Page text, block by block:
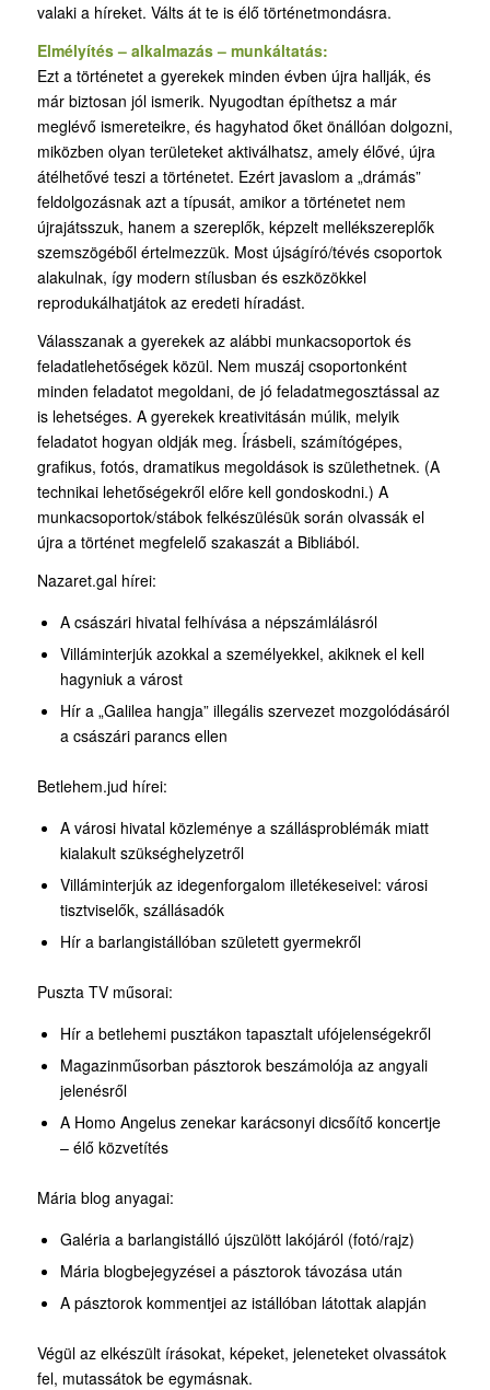
valaki a híreket. Válts át te is élő történetmondásra.
Elmélyítés – alkalmazás – munkáltatás:
Ezt a történetet a gyerekek minden évben újra hallják, és
már biztosan jól ismerik. Nyugodtan építhetsz a már
meglévő ismereteikre, és hagyhatod őket önállóan dolgozni,
miközben olyan területeket aktiválhatsz, amely élővé, újra
átélhetővé teszi a történetet. Ezért javaslom a „drámás”
feldolgozásnak azt a típusát, amikor a történetet nem
újrajátsszuk, hanem a szereplők, képzelt mellékszereplők
szemszögéből értelmezzük. Most újságíró/tévés csoportok
alakulnak, így modern stílusban és eszközökkel
reprodukálhatjátok az eredeti híradást.
Válasszanak a gyerekek az alábbi munkacsoportok és
feladatlehetőségek közül. Nem muszáj csoportonként
minden feladatot megoldani, de jó feladatmegosztással az
is lehetséges. A gyerekek kreativitásán múlik, melyik
feladatot hogyan oldják meg. Írásbeli, számítógépes,
grafikus, fotós, dramatikus megoldások is születhetnek. (A
technikai lehetőségekről előre kell gondoskodni.) A
munkacsoportok/stábok felkészülésük során olvassák el
újra a történet megfelelő szakaszát a Bibliából.
Nazaret.gal hírei:
A császári hivatal felhívása a népszámlálásról
Villáminterjúk azokkal a személyekkel, akiknek el kell
hagyniuk a várost
Hír a „Galilea hangja” illegális szervezet mozgolódásáról
a császári parancs ellen
Betlehem.jud hírei:
A városi hivatal közleménye a szállásproblémák miatt
kialakult szükséghelyzetről
Villáminterjúk az idegenforgalom illetékeseivel: városi
tisztviselők, szállásadók
Hír a barlangistállóban született gyermekről
Puszta TV műsorai:
Hír a betlehemi pusztákon tapasztalt ufójelenségekről
Magazinműsorban pásztorok beszámolója az angyali
jelenésről
A Homo Angelus zenekar karácsonyi dicsőítő koncertje
– élő közvetítés
Mária blog anyagai:
Galéria a barlangistálló újszülött lakójáról (fotó/rajz)
Mária blogbejegyzései a pásztorok távozása után
A pásztorok kommentjei az istállóban látottak alapján
Végül az elkészült írásokat, képeket, jeleneteket olvassátok
fel, mutassátok be egymásnak.